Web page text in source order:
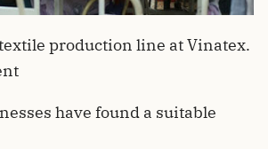
production line at Vinatex.
have found a suitable